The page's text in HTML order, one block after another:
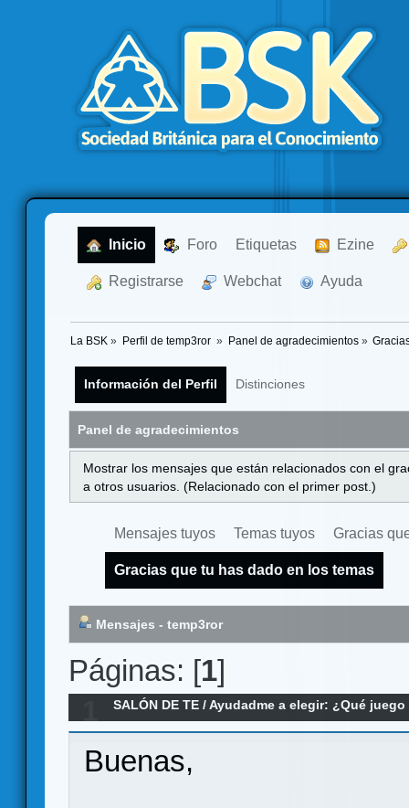
Inicio Foro Etiquetas Ezine
Registrarse Webchat Ayuda
La BSK » Perfil de temp3ror » Panel de agradecimientos»
Información del Perfil Distinciones
Panel de agradecimientos
Mostrar los mensajes que están relacionados con el
a otros usuarios. (Relacionado con el primer post.)
Mensajes tuyos Temas tuyos Gracias
Gracias que tu has dado en los temas
Mensajes - temp3ror
Páginas: [1]
SALÓN DE TE /Ayudadme a elegir: ¿Qué
para Gymkana
Buenas,